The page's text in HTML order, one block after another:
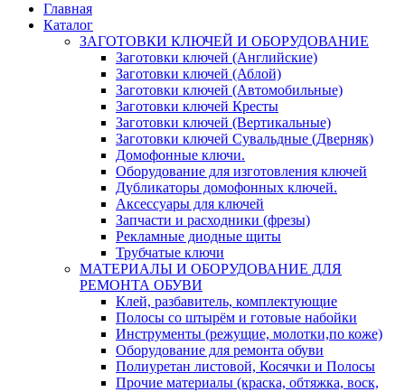
Главная
Каталог
ЗАГОТОВКИ КЛЮЧЕЙ И ОБОРУДОВАНИЕ
Заготовки ключей (Английские)
Заготовки ключей (Аблой)
Заготовки ключей (Автомобильные)
Заготовки ключей Кресты
Заготовки ключей (Вертикальные)
Заготовки ключей Сувальдные (Дверняк)
Домофонные ключи.
Оборудование для изготовления ключей
Дубликаторы домофонных ключей.
Аксессуары для ключей
Запчасти и расходники (фрезы)
Рекламные диодные щиты
Трубчатые ключи
МАТЕРИАЛЫ И ОБОРУДОВАНИЕ ДЛЯ
РЕМОНТА ОБУВИ
Клей, разбавитель, комплектующие
Полосы со штырём и готовые набойки
Инструменты (режущие, молотки,по коже)
Оборудование для ремонта обуви
Полиуретан листовой, Косячки и Полосы
Прочие материалы (краска, обтяжка, воск,